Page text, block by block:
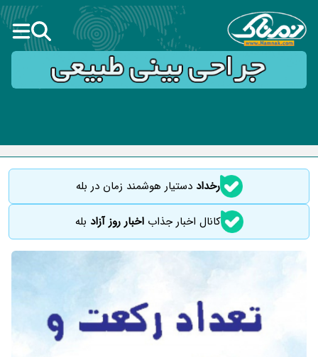
رخداددستیار هوشمند زمان در بله
کانال اخبار جذاباخبار روز آزاد بله